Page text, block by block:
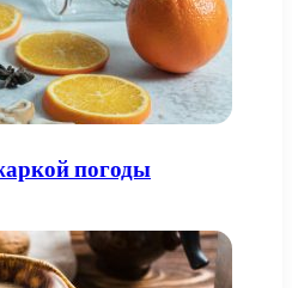
погоды